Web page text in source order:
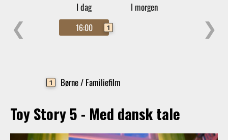
❮
I dag
16:00 1
I morgen
❯
1 Børne / Familiefilm
Toy Story 5 - Med dansk tale